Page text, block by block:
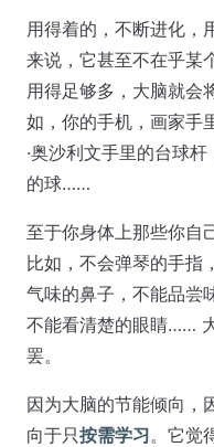
用得着的，不断进化，
来说，它甚至不在乎某
用得足够多，大脑就会
如，你的手机，画家手
·奥沙利文手里的台球
的球……
至于你身体上那些你自
比如，不会弹琴的手指
气味的鼻子，不能品尝
不能看清楚的眼睛……
罢。
因为大脑的节能倾向，
向于只按需学习。它觉